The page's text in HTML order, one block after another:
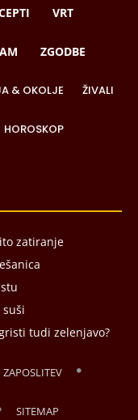
VRT
ZGODBE
& OKOLJE ŽIVALI
HOROSKOP
zatiranje
suši
tudi zelenjavo?
ZAPOSLITEV
SITEMAP